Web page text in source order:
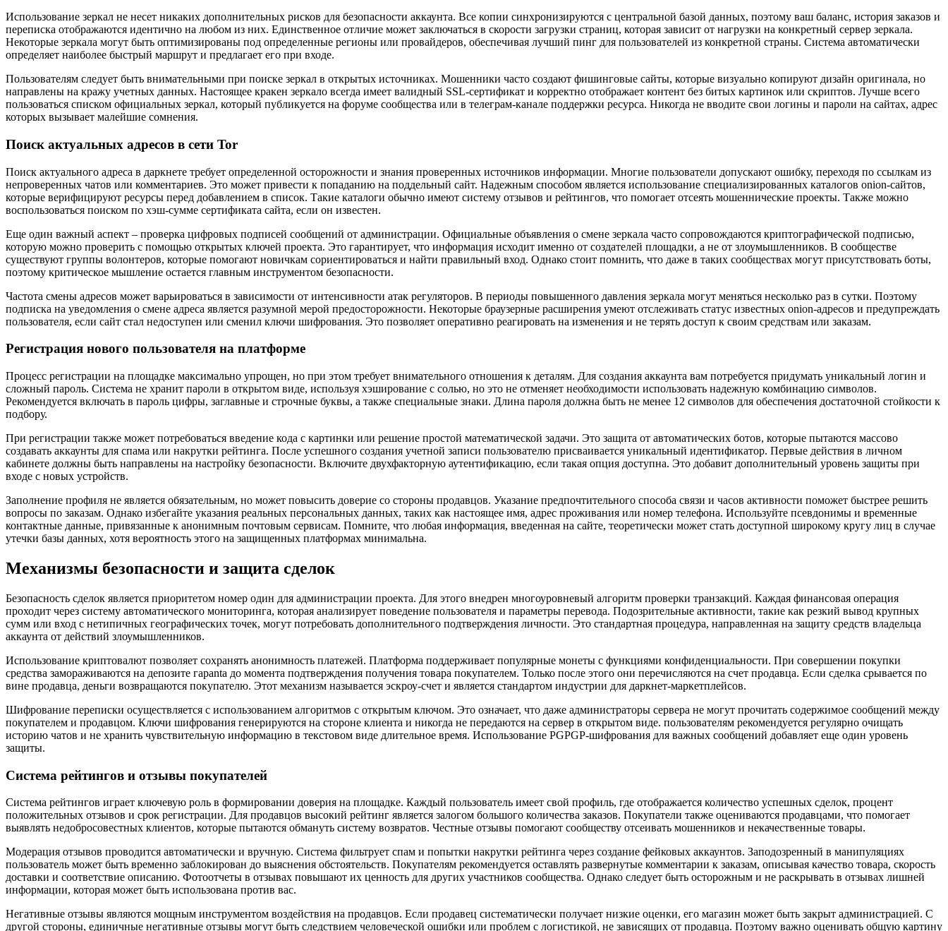
Использование зеркал не несет никаких дополнительных рисков для безопасности аккаунта. Все копии синхронизируются с центральной базой данных, поэтому ваш баланс, история заказов и
переписка отображаются идентично на любом из них. Единственное отличие может заключаться в скорости загрузки страниц, которая зависит от нагрузки на конкретный сервер зеркала.
Некоторые зеркала могут быть оптимизированы под определенные регионы или провайдеров, обеспечивая лучший пинг для пользователей из конкретной страны. Система автоматически
определяет наиболее быстрый маршрут и предлагает его при входе.
Пользователям следует быть внимательными при поиске зеркал в открытых источниках. Мошенники часто создают фишинговые сайты, которые визуально копируют дизайн оригинала, но
направлены на кражу учетных данных. Настоящее кракен зеркало всегда имеет валидный SSL-сертификат и корректно отображает контент без битых картинок или скриптов. Лучше всего
пользоваться списком официальных зеркал, который публикуется на форуме сообщества или в телеграм-канале поддержки ресурса. Никогда не вводите свои логины и пароли на сайтах, адрес
которых вызывает малейшие сомнения.
Поиск актуальных адресов в сети Tor
Поиск актуального адреса в даркнете требует определенной осторожности и знания проверенных источников информации. Многие пользователи допускают ошибку, переходя по ссылкам из
непроверенных чатов или комментариев. Это может привести к попаданию на поддельный сайт. Надежным способом является использование специализированных каталогов onion-сайтов,
которые верифицируют ресурсы перед добавлением в список. Такие каталоги обычно имеют систему отзывов и рейтингов, что помогает отсеять мошеннические проекты. Также можно
воспользоваться поиском по хэш-сумме сертификата сайта, если он известен.
Еще один важный аспект – проверка цифровых подписей сообщений от администрации. Официальные объявления о смене зеркала часто сопровождаются криптографической подписью,
которую можно проверить с помощью открытых ключей проекта. Это гарантирует, что информация исходит именно от создателей площадки, а не от злоумышленников. В сообществе
существуют группы волонтеров, которые помогают новичкам сориентироваться и найти правильный вход. Однако стоит помнить, что даже в таких сообществах могут присутствовать боты,
поэтому критическое мышление остается главным инструментом безопасности.
Частота смены адресов может варьироваться в зависимости от интенсивности атак регуляторов. В периоды повышенного давления зеркала могут меняться несколько раз в сутки. Поэтому
подписка на уведомления о смене адреса является разумной мерой предосторожности. Некоторые браузерные расширения умеют отслеживать статус известных onion-адресов и предупреждать
пользователя, если сайт стал недоступен или сменил ключи шифрования. Это позволяет оперативно реагировать на изменения и не терять доступ к своим средствам или заказам.
Регистрация нового пользователя на платформе
Процесс регистрации на площадке максимально упрощен, но при этом требует внимательного отношения к деталям. Для создания аккаунта вам потребуется придумать уникальный логин и
сложный пароль. Система не хранит пароли в открытом виде, используя хэширование с солью, но это не отменяет необходимости использовать надежную комбинацию символов.
Рекомендуется включать в пароль цифры, заглавные и строчные буквы, а также специальные знаки. Длина пароля должна быть не менее 12 символов для обеспечения достаточной стойкости к
подбору.
При регистрации также может потребоваться введение кода с картинки или решение простой математической задачи. Это защита от автоматических ботов, которые пытаются массово
создавать аккаунты для спама или накрутки рейтинга. После успешного создания учетной записи пользователю присваивается уникальный идентификатор. Первые действия в личном
кабинете должны быть направлены на настройку безопасности. Включите двухфакторную аутентификацию, если такая опция доступна. Это добавит дополнительный уровень защиты при
входе с новых устройств.
Заполнение профиля не является обязательным, но может повысить доверие со стороны продавцов. Указание предпочтительного способа связи и часов активности поможет быстрее решить
вопросы по заказам. Однако избегайте указания реальных персональных данных, таких как настоящее имя, адрес проживания или номер телефона. Используйте псевдонимы и временные
контактные данные, привязанные к анонимным почтовым сервисам. Помните, что любая информация, введенная на сайте, теоретически может стать доступной широкому кругу лиц в случае
утечки базы данных, хотя вероятность этого на защищенных платформах минимальна.
Механизмы безопасности и защита сделок
Безопасность сделок является приоритетом номер один для администрации проекта. Для этого внедрен многоуровневый алгоритм проверки транзакций. Каждая финансовая операция
проходит через систему автоматического мониторинга, которая анализирует поведение пользователя и параметры перевода. Подозрительные активности, такие как резкий вывод крупных
сумм или вход с нетипичных географических точек, могут потребовать дополнительного подтверждения личности. Это стандартная процедура, направленная на защиту средств владельца
аккаунта от действий злоумышленников.
Использование криптовалют позволяет сохранять анонимность платежей. Платформа поддерживает популярные монеты с функциями конфиденциальности. При совершении покупки
средства замораживаются на депозите гарanta до момента подтверждения получения товара покупателем. Только после этого они перечисляются на счет продавца. Если сделка срывается по
вине продавца, деньги возвращаются покупателю. Этот механизм называется эскроу-счет и является стандартом индустрии для даркнет-маркетплейсов.
Шифрование переписки осуществляется с использованием алгоритмов с открытым ключом. Это означает, что даже администраторы сервера не могут прочитать содержимое сообщений между
покупателем и продавцом. Ключи шифрования генерируются на стороне клиента и никогда не передаются на сервер в открытом виде. пользователям рекомендуется регулярно очищать
историю чатов и не хранить чувствительную информацию в текстовом виде длительное время. Использование PGPGP-шифрования для важных сообщений добавляет еще один уровень
защиты.
Система рейтингов и отзывы покупателей
Система рейтингов играет ключевую роль в формировании доверия на площадке. Каждый пользователь имеет свой профиль, где отображается количество успешных сделок, процент
положительных отзывов и срок регистрации. Для продавцов высокий рейтинг является залогом большого количества заказов. Покупатели также оцениваются продавцами, что помогает
выявлять недобросовестных клиентов, которые пытаются обмануть систему возвратов. Честные отзывы помогают сообществу отсеивать мошенников и некачественные товары.
Модерация отзывов проводится автоматически и вручную. Система фильтрует спам и попытки накрутки рейтинга через создание фейковых аккаунтов. Заподозренный в манипуляциях
пользователь может быть временно заблокирован до выяснения обстоятельств. Покупателям рекомендуется оставлять развернутые комментарии к заказам, описывая качество товара, скорость
доставки и соответствие описанию. Фотоотчеты в отзывах повышают их ценность для других участников сообщества. Однако следует быть осторожным и не раскрывать в отзывах лишней
информации, которая может быть использована против вас.
Негативные отзывы являются мощным инструментом воздействия на продавцов. Если продавец систематически получает низкие оценки, его магазин может быть закрыт администрацией. С
другой стороны, единичные негативные отзывы могут быть следствием человеческой ошибки или проблем с логистикой, не зависящих от продавца. Поэтому важно оценивать общую картину